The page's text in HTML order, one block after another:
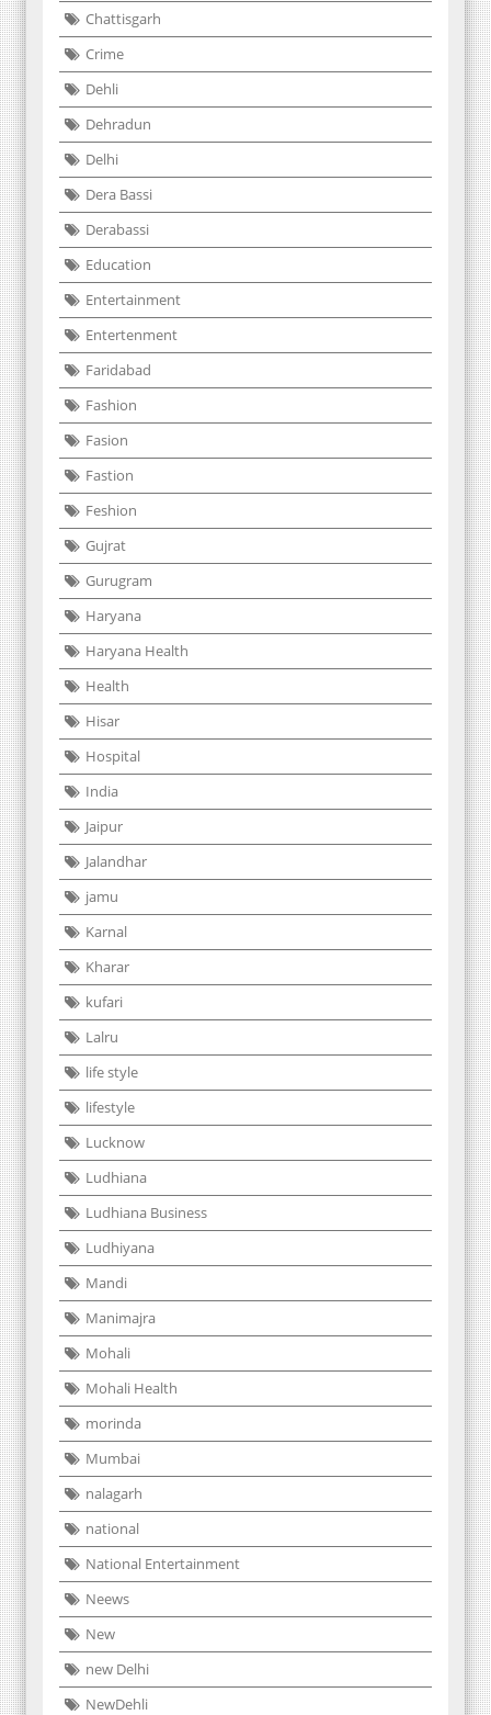
Chattisgarh
Crime
Dehli
Dehradun
Delhi
Dera Bassi
Derabassi
Education
Entertainment
Entertenment
Faridabad
Fashion
Fasion
Fastion
Feshion
Gujrat
Gurugram
Haryana
Haryana Health
Health
Hisar
Hospital
India
Jaipur
Jalandhar
jamu
Karnal
Kharar
kufari
Lalru
life style
lifestyle
Lucknow
Ludhiana
Ludhiana Business
Ludhiyana
Mandi
Manimajra
Mohali
Mohali Health
morinda
Mumbai
nalagarh
national
National Entertainment
Neews
New
new Delhi
NewDehli